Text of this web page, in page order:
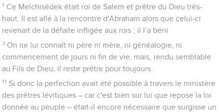
1 Ce Melchisédek était roi de Salem et prêtre du Dieu très-
haut. Il est allé à la rencontre d'Abraham alors que celui-ci
revenait de la défaite infligée aux rois ; il l’a béni
3 On ne lui connaît ni père ni mère, ni généalogie, ni
commencement de jours ni fin de vie, mais, rendu semblable
au Fils de Dieu, il reste prêtre pour toujours.
11 Si donc la perfection avait été possible à travers le ministère
des prêtres lévitiques – car c'est bien sur lui que repose la loi
donnée au peuple – était-il encore nécessaire que surgisse un